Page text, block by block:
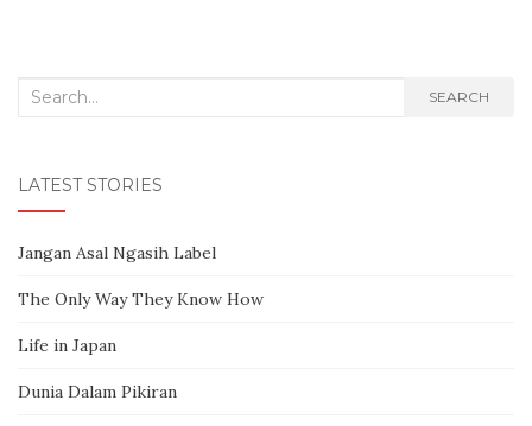
Search for: SEARCH
LATEST STORIES
Jangan Asal Ngasih Label
The Only Way They Know How
Life in Japan
Dunia Dalam Pikiran